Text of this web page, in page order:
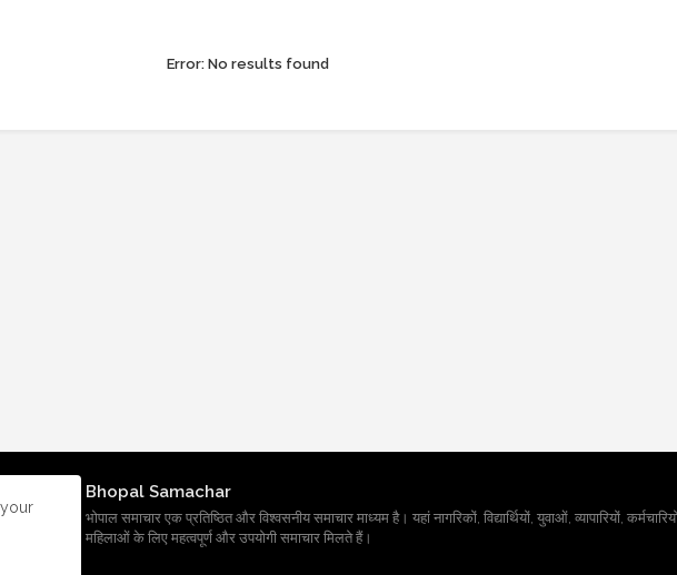
Error:No results found
Bhopal Samachar
भोपाल समाचार एक प्रतिष्ठित और विश्वसनीय समाचार माध्यम है। यहां नागरिकों, विद्यार्थियों, युवाओं, व्यापारियों,
महिलाओं के लिए महत्वपूर्ण और उपयोगी समाचार मिलते हैं।